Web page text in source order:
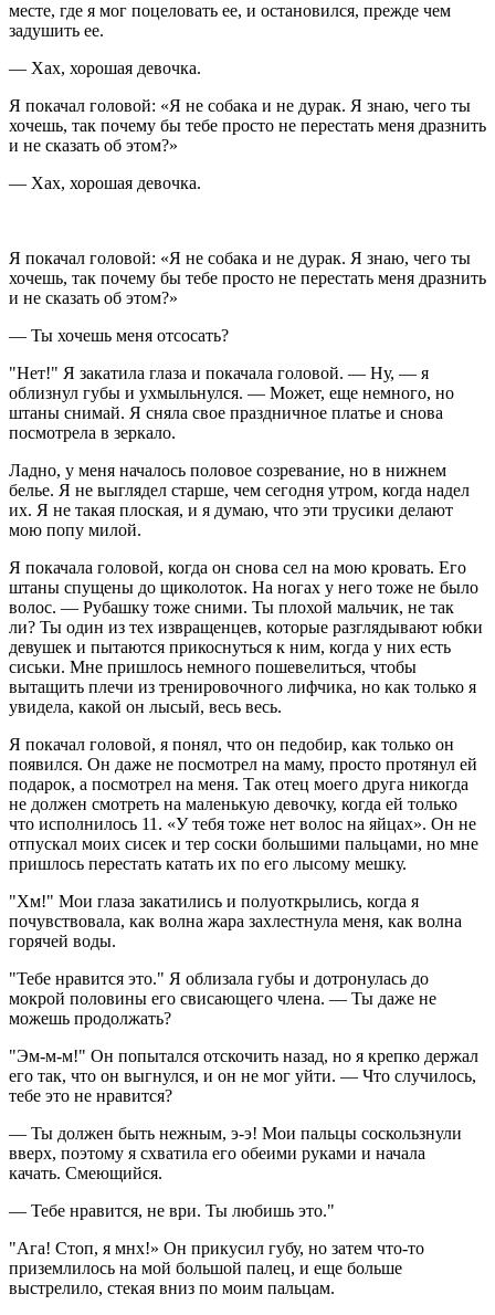
месте, где я мог поцеловать ее, и остановился, прежде чем
задушить ее.
— Хах, хорошая девочка.
Я покачал головой: «Я не собака и не дурак. Я знаю, чего ты
хочешь, так почему бы тебе просто не перестать меня дразнить
и не сказать об этом?»
— Хах, хорошая девочка.
Я покачал головой: «Я не собака и не дурак. Я знаю, чего ты
хочешь, так почему бы тебе просто не перестать меня дразнить
и не сказать об этом?»
— Ты хочешь меня отсосать?
"Нет!" Я закатила глаза и покачала головой. — Ну, — я
облизнул губы и ухмыльнулся. — Может, еще немного, но
штаны снимай. Я сняла свое праздничное платье и снова
посмотрела в зеркало.
Ладно, у меня началось половое созревание, но в нижнем
белье. Я не выглядел старше, чем сегодня утром, когда надел
их. Я не такая плоская, и я думаю, что эти трусики делают
мою попу милой.
Я покачала головой, когда он снова сел на мою кровать. Его
штаны спущены до щиколоток. На ногах у него тоже не было
волос. — Рубашку тоже сними. Ты плохой мальчик, не так
ли? Ты один из тех извращенцев, которые разглядывают юбки
девушек и пытаются прикоснуться к ним, когда у них есть
сиськи. Мне пришлось немного пошевелиться, чтобы
вытащить плечи из тренировочного лифчика, но как только я
увидела, какой он лысый, весь весь.
Я покачал головой, я понял, что он педобир, как только он
появился. Он даже не посмотрел на маму, просто протянул ей
подарок, а посмотрел на меня. Так отец моего друга никогда
не должен смотреть на маленькую девочку, когда ей только
что исполнилось 11. «У тебя тоже нет волос на яйцах». Он не
отпускал моих сисек и тер соски большими пальцами, но мне
пришлось перестать катать их по его лысому мешку.
"Хм!" Мои глаза закатились и полуоткрылись, когда я
почувствовала, как волна жара захлестнула меня, как волна
горячей воды.
"Тебе нравится это." Я облизала губы и дотронулась до
мокрой половины его свисающего члена. — Ты даже не
можешь продолжать?
"Эм-м-м!" Он попытался отскочить назад, но я крепко держал
его так, что он выгнулся, и он не мог уйти. — Что случилось,
тебе это не нравится?
— Ты должен быть нежным, э-э! Мои пальцы соскользнули
вверх, поэтому я схватила его обеими руками и начала
качать. Смеющийся.
— Тебе нравится, не ври. Ты любишь это."
"Ага! Стоп, я мнх!» Он прикусил губу, но затем что-то
приземлилось на мой большой палец, и еще больше
выстрелило, стекая вниз по моим пальцам.